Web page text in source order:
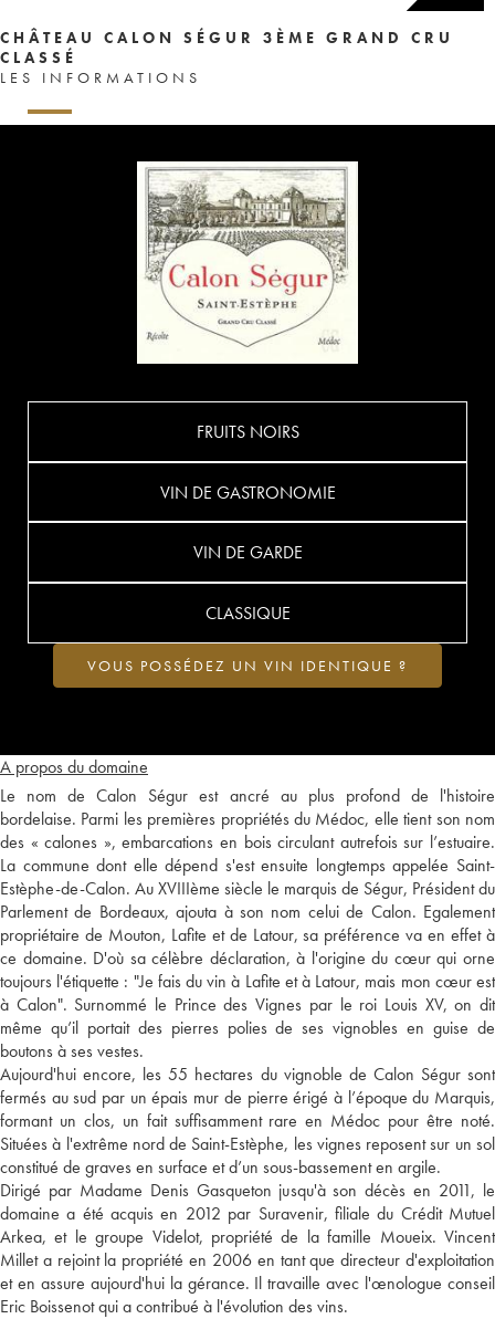
CHÂTEAU CALON SÉGUR 3ÈME GRAND CRU
CLASSÉ
LES INFORMATIONS
A propos du domaine
Le nom de Calon Ségur est ancré au plus profond de l'histoire
bordelaise. Parmi les premières propriétés du Médoc, elle tient son nom
des « calones », embarcations en bois circulant autrefois sur l’estuaire.
La commune dont elle dépend s'est ensuite longtemps appelée Saint-
Estèphe-de-Calon. Au XVIIIème siècle le marquis de Ségur, Président du
Parlement de Bordeaux, ajouta à son nom celui de Calon. Egalement
propriétaire de Mouton, Lafite et de Latour, sa préférence va en effet à
ce domaine. D'où sa célèbre déclaration, à l'origine du cœur qui orne
toujours l'étiquette : "Je fais du vin à Lafite et à Latour, mais mon cœur est
à Calon". Surnommé le Prince des Vignes par le roi Louis XV, on dit
même qu’il portait des pierres polies de ses vignobles en guise de
boutons à ses vestes.
Aujourd'hui encore, les 55 hectares du vignoble de Calon Ségur sont
fermés au sud par un épais mur de pierre érigé à l’époque du Marquis,
formant un clos, un fait suffisamment rare en Médoc pour être noté.
Situées à l'extrême nord de Saint-Estèphe, les vignes reposent sur un sol
constitué de graves en surface et d’un sous-bassement en argile.
Dirigé par Madame Denis Gasqueton jusqu'à son décès en 2011, le
domaine a été acquis en 2012 par Suravenir, filiale du Crédit Mutuel
Arkea, et le groupe Videlot, propriété de la famille Moueix. Vincent
Millet a rejoint la propriété en 2006 en tant que directeur d'exploitation
et en assure aujourd'hui la gérance. Il travaille avec l'œnologue conseil
Eric Boissenot qui a contribué à l'évolution des vins.
FRUITS NOIRS
VIN DE GASTRONOMIE
VIN DE GARDE
CLASSIQUE
VOUS POSSÉDEZ UN VIN IDENTIQUE ?